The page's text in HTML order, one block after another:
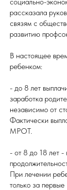
рассказала
связям с
развитию
В настоящее
ребенком:
- до 8 лет
заработка
независимо от
Фактически
МРОТ.
- от 8 до 18 лет -
При лечении
только за